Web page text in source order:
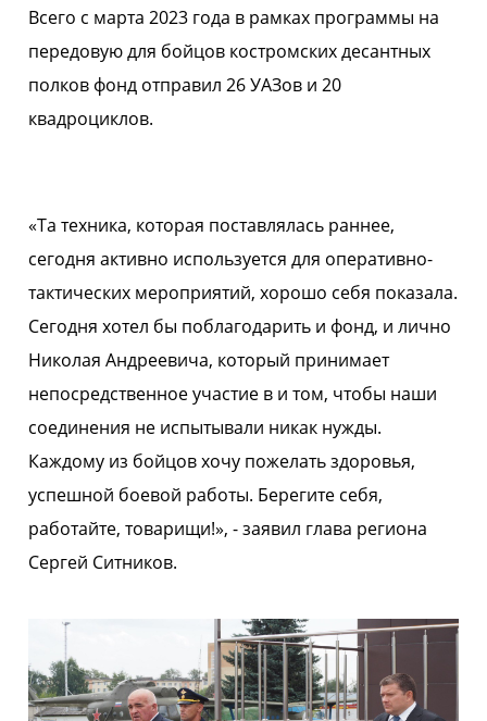
Всего с марта 2023 года в рамках программы на
передовую для бойцов костромских десантных
полков фонд отправил 26 УАЗов и 20
квадроциклов.
«Та техника, которая поставлялась раннее,
сегодня активно используется для оперативно-
тактических мероприятий, хорошо себя показала.
Сегодня хотел бы поблагодарить и фонд, и лично
Николая Андреевича, который принимает
непосредственное участие в и том, чтобы наши
соединения не испытывали никак нужды.
Каждому из бойцов хочу пожелать здоровья,
успешной боевой работы. Берегите себя,
работайте, товарищи!», - заявил глава региона
Сергей Ситников.